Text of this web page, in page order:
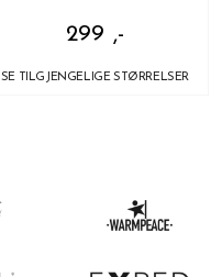
299 ,-
SE TILGJENGELIGE STØRRELSER